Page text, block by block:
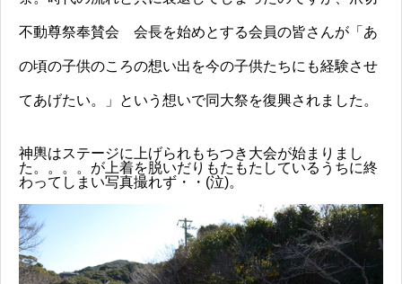
不動尊祭奉賛会 会長を始めとする会員の皆さんが「あ
の頃の子供のころの想い出を今の子供たちにも経験させ
てあげたい。」という想いで同大祭を復興されました。
神輿はステージに上げられもちつき大会が始まりまし
た。。。。が上着を脱いだりもたもたしているうちに終
わってしまい写真撮れず・・(泣)。